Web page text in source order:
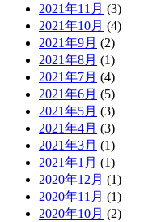
2021年11月 (3)
2021年10月 (4)
2021年9月 (2)
2021年8月 (1)
2021年7月 (4)
2021年6月 (5)
2021年5月 (3)
2021年4月 (3)
2021年3月 (1)
2021年1月 (1)
2020年12月 (1)
2020年11月 (1)
2020年10月 (2)